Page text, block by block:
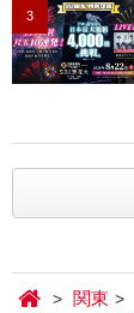
3
関東